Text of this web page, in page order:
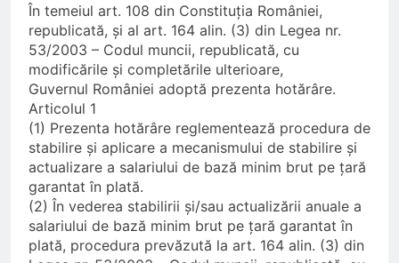
februarie 2026
5 Luni Ago
În temeiul art. 108 din Constituția României,
republicată, și al art. 164 alin. (3) din Legea nr.
53/2003 – Codul muncii, republicată, cu
modificările și completările ulterioare,
Guvernul României adoptă prezenta hotărâre.
Articolul 1
(1) Prezenta hotărâre reglementează procedura de
stabilire și aplicare a mecanismului de stabilire și
actualizare a salariului de bază minim brut pe țară
garantat în plată.
(2) În vederea stabilirii și/sau actualizării anuale a
salariului de bază minim brut pe țară garantat în
plată, procedura prevăzută la art. 164 alin. (3) din